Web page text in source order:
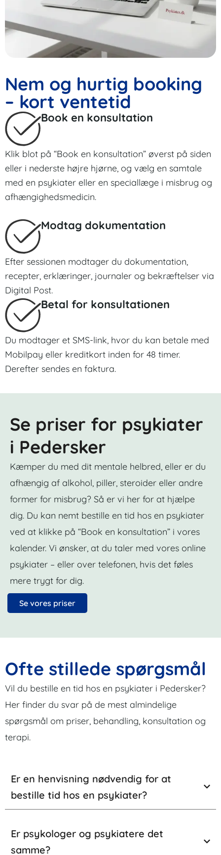
Nem og hurtig booking
– kort ventetid
Book en konsultation
Klik blot på “Book en konsultation” øverst på siden
eller i nederste højre hjørne, og vælg en samtale
med en psykiater eller en speciallæge i misbrug og
afhængighedsmedicin.
Modtag dokumentation
Efter sessionen modtager du dokumentation,
recepter, erklæringer, journaler og bekræftelser via
Digital Post.
Betal for konsultationen
Du modtager et SMS-link, hvor du kan betale med
Mobilpay eller kreditkort inden for 48 timer.
Derefter sendes en faktura.
Se priser for psykiater
i Pedersker
Kæmper du med dit mentale helbred, eller er du
afhængig af alkohol, piller, steroider eller andre
former for misbrug? Så er vi her for at hjælpe
dig. Du kan nemt bestille en tid hos en psykiater
ved at klikke på “Book en konsultation” i vores
kalender. Vi ønsker, at du taler med vores online
psykiater – eller over telefonen, hvis det føles
mere trygt for dig.
Se vores priser
Ofte stillede spørgsmål
Vil du bestille en tid hos en psykiater i Pedersker?
Her finder du svar på de mest almindelige
spørgsmål om priser, behandling, konsultation og
terapi.
Er en henvisning nødvendig for at
bestille tid hos en psykiater?
Er psykologer og psykiatere det
samme?